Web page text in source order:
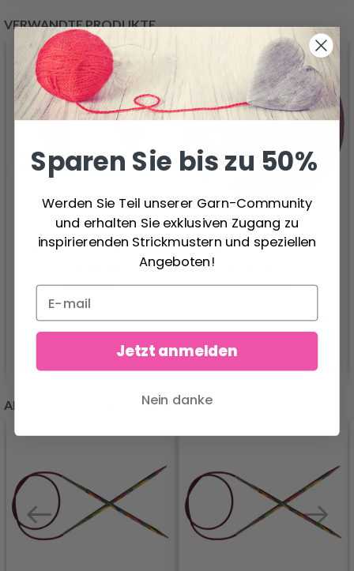
VERWANDTE PRODUKTE
KATIA COTTON-
7.40 €
Alle Optionen ansehen
LANA GROSSA
BRIGITTE SILKDREAM
Alle Optionen ansehen
ANDERE KUNDEN KAUFTEN AUCH
Sparen Sie bis zu 50%
Werden Sie Teil unserer Garn-Community
und erhalten Sie exklusiven Zugang zu
inspirierenden Strickmustern und speziellen
Angeboten!
Jetzt anmelden
Nein danke